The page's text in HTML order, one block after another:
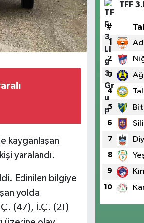
kayganlaşan
yaralandı.
Edinilen bilgiye
yolda
(47), İ.Ç. (21)
TFF
#
1
2
3
4
5
6
7
8
9
10